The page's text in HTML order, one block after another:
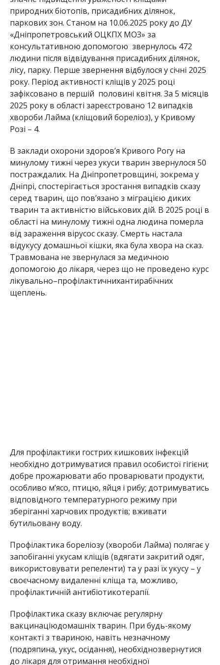
природних біотопів, присадибних ділянок,
парковихзон. Станом на 10.06.2025 року до ДУ
«Дніпропетровський ОЦКПХ МОЗ» за
консультативною допомогою звернулось 472
людини після відвідування присадибних ділянок,
лісу, парку. Перше звернення відбулося у січні 2025
року. Період активності кліщів у 2025 році
зафіксовано в першій половині квітня. За 5 місяців
2025 року в області зареєстровано 12 випадків
хвороби Лайма (кліщовий бореліоз), у Кривому
Розі – 4.
В заклади охорони здоров’я Кривого Рогу на
минулому тижні через укуси тварин звернулося 50
постраждалих. На Дніпропетровщині, зокрема у
Дніпрі, спостерігається зростання випадків сказу
серед тварин, що пов’язано з міграцією диких
тварин та активністю військовихдій. В 2025 році в
області на минулому тижні одна людина померла
від зараження вірусоссказу. Смерть настала
відукусудомашньої кішки, яка була хвора на сказ.
Травмована не звернулася за медичною
допомогою до лікаря, через що не проведено курс
лікувально–профілактичнихантирабічних
щеплень.
Для профілактики гострих кишкових інфекцій
необхідно дотримуватися правил особистої гігієни;
добре прожарювати або проварювати продукти,
особливо м’ясо, птицю, яйця і рибу; дотримуватись
відповідного температурного режиму при
зберіганні харчових продуктів; вживати
бутильовануводу.
Профілактика бореліозу(хвороби Лайма) полягає у
запобіганні укусам кліщів (вдягати закритий одяг,
використовувати репеленти) та у разі їх укусу – у
своєчасному видаленні кліща та, можливо,
профілактичній антибіотикотерапії.
Профілактика сказу включає регулярну
вакцинаціюдомашніх тварин. При будь-якому
контакті з твариною, навіть незначному
(подряпина, укус, осідання), необхіднозвернутися
до лікаря для отримання необхідної